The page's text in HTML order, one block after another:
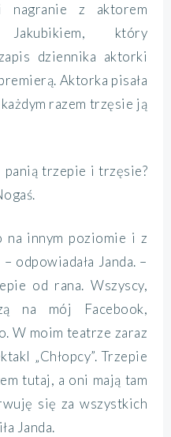
nagranie z aktorem
Jakubikiem, który
dziennika aktorki
Aktorka pisała
razem trzęsie ją
panią trzepie i trzęsie?
na innym poziomie i z
odpowiadała Janda. –
od rana. Wszyscy,
na mój Facebook,
W moim teatrze zaraz
„Chłopcy”. Trzepie
tutaj, a oni mają tam
się za wszystkich
Janda.